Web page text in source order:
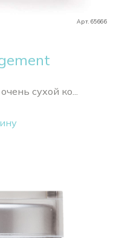
Арт. 65666
сухой ко...